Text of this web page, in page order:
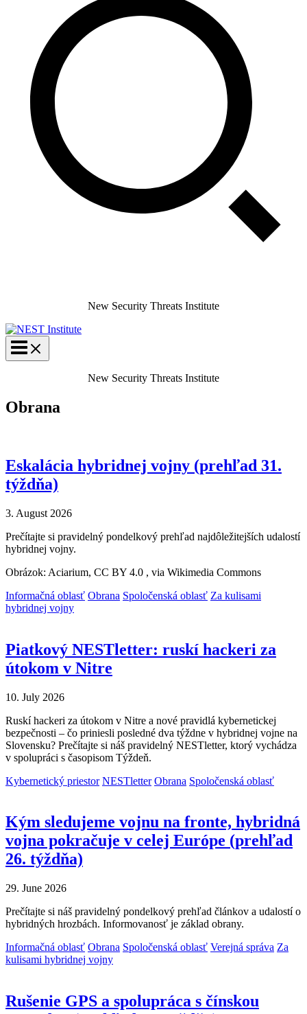
New Security Threats Institute
New Security Threats Institute
Obrana
Eskalácia hybridnej vojny (prehľad 31.
týždňa)
3. August 2026
Prečítajte si pravidelný pondelkový prehľad najdôležitejších udalostí
hybridnej vojny.
Obrázok: Aciarium, CC BY 4.0 , via Wikimedia Commons
Informačná oblasť Obrana Spoločenská oblasť Za kulisami
hybridnej vojny
Piatkový NESTletter: ruskí hackeri za
útokom v Nitre
10. July 2026
Ruskí hackeri za útokom v Nitre a nové pravidlá kybernetickej
bezpečnosti – čo priniesli posledné dva týždne v hybridnej vojne na
Slovensku? Prečítajte si náš pravidelný NESTletter, ktorý vychádza
v spolupráci s časopisom Týždeň.
Kybernetický priestor NESTletter Obrana Spoločenská oblasť
Kým sledujeme vojnu na fronte, hybridná
vojna pokračuje v celej Európe (prehľad
26. týždňa)
29. June 2026
Prečítajte si náš pravidelný pondelkový prehľad článkov a udalostí o
hybridných hrozbách. Informovanosť je základ obrany.
Informačná oblasť Obrana Spoločenská oblasť Verejná správa Za
kulisami hybridnej vojny
Rušenie GPS a spolupráca s čínskou